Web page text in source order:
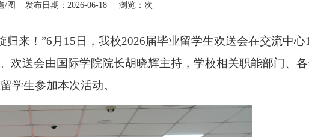
/图 发布日期：2026-06-18 浏览： 次
来！”6月15日，我校2026届毕业留学生欢送会在交流中心
欢送会由国际学院院长胡晓辉主持，学校相关职能部门、
学生参加本次活动。